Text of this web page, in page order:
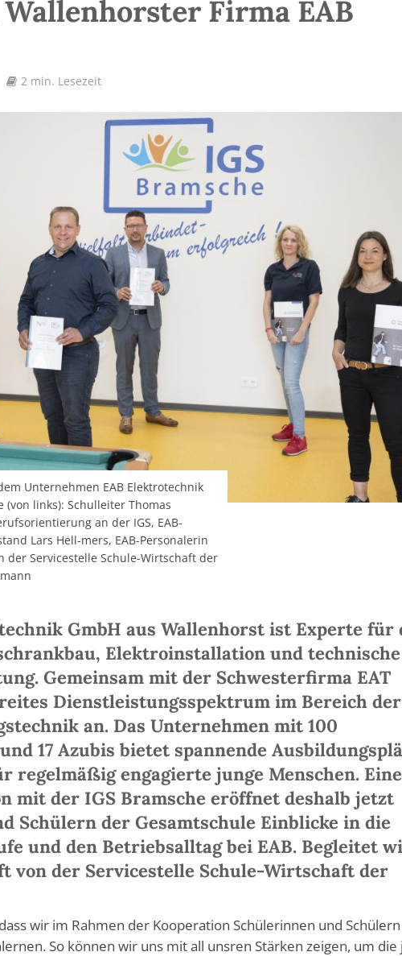
Firma EAB
2 min. Lesezeit
Unternehmen EAB Elektrotechnik
(von links): Schulleiter Thomas
an der IGS, EAB-
Lars Hell-mers, EAB-Personalerin
der Servicestelle Schule-Wirtschaft der
GmbH aus Wallenhorst ist Experte für
Elektroinstallation und technische
Gemeinsam mit der Schwesterfirma EAT
Dienstleistungsspektrum im Bereich der
an. Das Unternehmen mit 100
17 Azubis bietet spannende
regelmäßig engagierte junge Menschen. Eine
mit der IGS Bramsche eröffnet deshalb jetzt
Schülern der Gesamtschule Einblicke in die
und den Betriebsalltag bei EAB. Begleitet
von der Servicestelle Schule-Wirtschaft der
wir im Rahmen der Kooperation Schülerinnen und
So können wir uns mit all unsren Stärken zeigen, um die